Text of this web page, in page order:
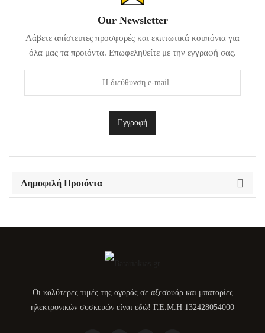
Our Newsletter
Λάβετε απίστευτες προσφορές και εκπτωτικά κουπόνια για
όλα μας τα προιόντα. Επωφεληθείτε με την εγγραφή σας.
Δημοφιλή Προιόντα
Οι καλύτερες τιμές της αγοράς σε αξεσουάρ και μπαταρίες
ηλεκτρονικών συσκευών είναι εδώ! Γ.Ε.Μ.Η 132428054000